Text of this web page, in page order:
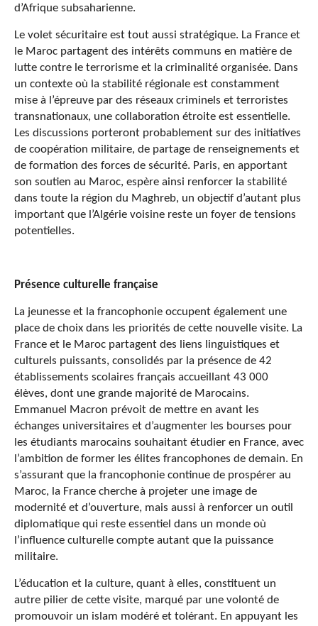
d’Afrique subsaharienne.
Le volet sécuritaire est tout aussi stratégique. La France et
le Maroc partagent des intérêts communs en matière de
lutte contre le terrorisme et la criminalité organisée. Dans
un contexte où la stabilité régionale est constamment
mise à l’épreuve par des réseaux criminels et terroristes
transnationaux, une collaboration étroite est essentielle.
Les discussions porteront probablement sur des initiatives
de coopération militaire, de partage de renseignements et
de formation des forces de sécurité. Paris, en apportant
son soutien au Maroc, espère ainsi renforcer la stabilité
dans toute la région du Maghreb, un objectif d’autant plus
important que l’Algérie voisine reste un foyer de tensions
potentielles.
Présence culturelle française
La jeunesse et la francophonie occupent également une
place de choix dans les priorités de cette nouvelle visite. La
France et le Maroc partagent des liens linguistiques et
culturels puissants, consolidés par la présence de 42
établissements scolaires français accueillant 43 000
élèves, dont une grande majorité de Marocains.
Emmanuel Macron prévoit de mettre en avant les
échanges universitaires et d’augmenter les bourses pour
les étudiants marocains souhaitant étudier en France, avec
l’ambition de former les élites francophones de demain. En
s’assurant que la francophonie continue de prospérer au
Maroc, la France cherche à projeter une image de
modernité et d’ouverture, mais aussi à renforcer un outil
diplomatique qui reste essentiel dans un monde où
l’influence culturelle compte autant que la puissance
militaire.
L’éducation et la culture, quant à elles, constituent un
autre pilier de cette visite, marqué par une volonté de
promouvoir un islam modéré et tolérant. En appuyant les